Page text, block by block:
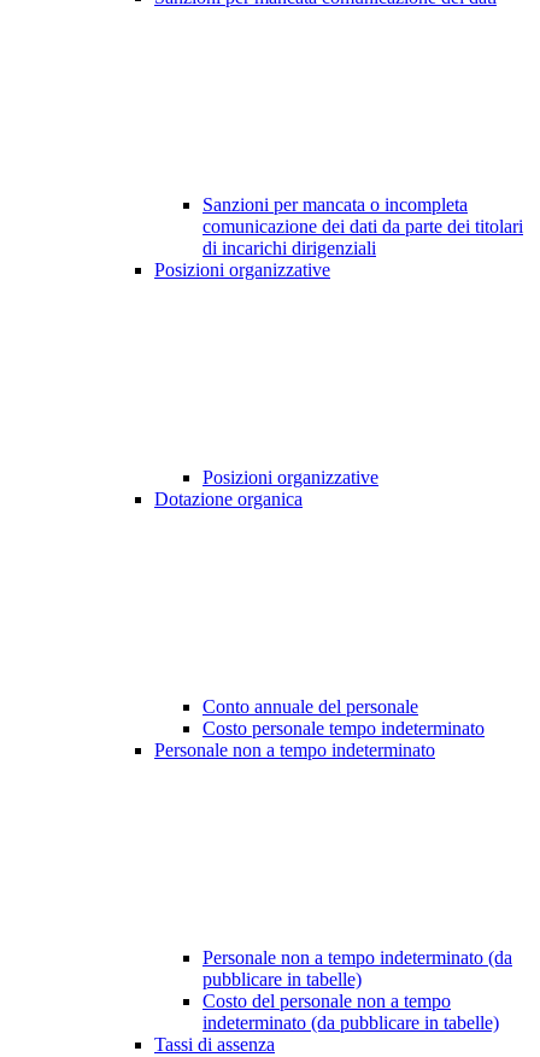
Sanzioni per mancata o incompleta
comunicazione dei dati da parte dei titolari
di incarichi dirigenziali
Posizioni organizzative
Posizioni organizzative
Dotazione organica
Conto annuale del personale
Costo personale tempo indeterminato
Personale non a tempo indeterminato
Personale non a tempo indeterminato (da
pubblicare in tabelle)
Costo del personale non a tempo
indeterminato (da pubblicare in tabelle)
Tassi di assenza